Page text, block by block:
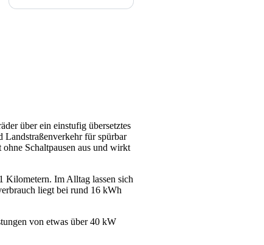
über ein einstufig übersetztes
Landstraßenverkehr für spürbar
Schaltpausen aus und wirkt
Im Alltag lassen sich
liegt bei rund 16 kWh
von etwas über 40 kW